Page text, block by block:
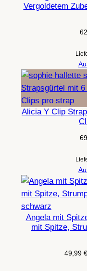
Vergoldetem
Alicia Y Clip
Angela mit
mit Spitze,
49,99 €